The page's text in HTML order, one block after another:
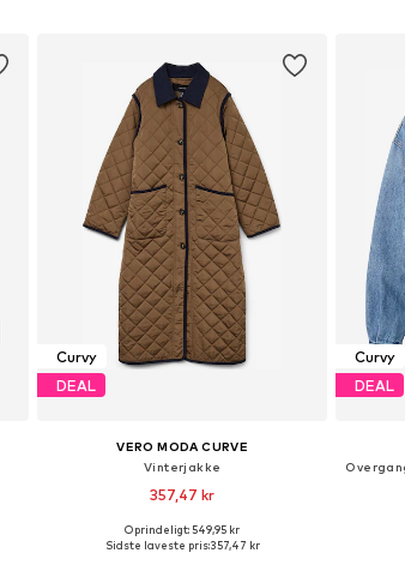
Curvy
DEAL
VERO MODA CURVE
Vinterjakke
357,47 kr
Oprindeligt: 549,95 kr
Sidste laveste pris:357,47 kr
Curvy
DEAL